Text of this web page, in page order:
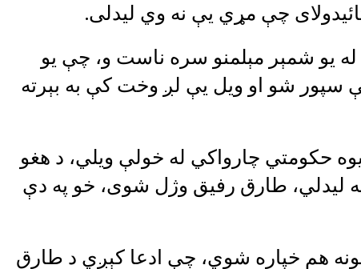
چې مړي يې نه وي ليدلی.
يو شمېر مېلمنو سره ناست و، چې يو
سپور شو او ويل يې لږ وخت کې به بېرته
یوه حکومتي چارواکي له خولې ویلي، د هغو
لیدلي، طارق رفیق وژل شوی، خو په دې
هم خپاره شوي، چې ادعا کېږي د طارق